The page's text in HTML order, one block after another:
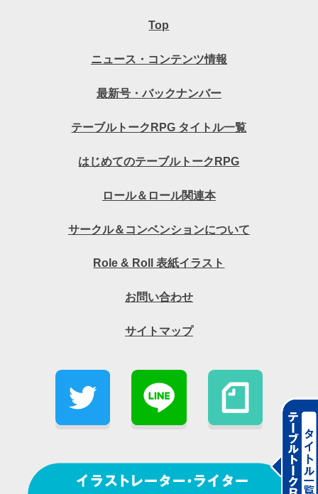
Top
ニュース・コンテンツ情報
最新号・バックナンバー
テーブルトークRPG タイトル一覧
はじめてのテーブルトークRPG
ロール＆ロール関連本
サークル＆コンベンションについて
Role & Roll 表紙イラスト
お問い合わせ
サイトマップ